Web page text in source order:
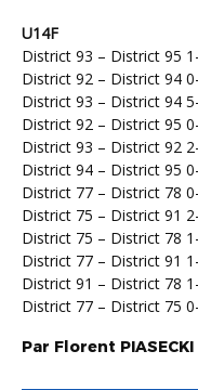
U14F
District 93 – District 95
District 92 – District 94
District 93 – District 94
District 92 – District 95
District 93 – District 92
District 94 – District 95
District 77 – District 78
District 75 – District 91
District 75 – District 78
District 77 – District 91
District 91 – District 78
District 77 – District 75
Par Florent PIASECKI